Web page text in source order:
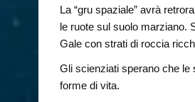
La “gru spaziale” avrà
le ruote sul suolo marziano.
Gale con strati di roccia
Gli scienziati sperano che le
forme di vita.